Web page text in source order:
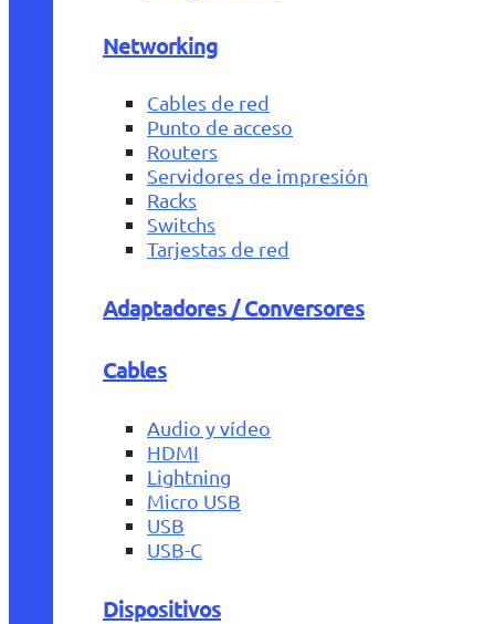
Networking
Cables de red
Punto de acceso
Routers
Servidores de impresión
Racks
Switchs
Tarjestas de red
Adaptadores / Conversores
Cables
Audio y vídeo
HDMI
Lightning
Micro USB
USB
USB-C
Dispositivos